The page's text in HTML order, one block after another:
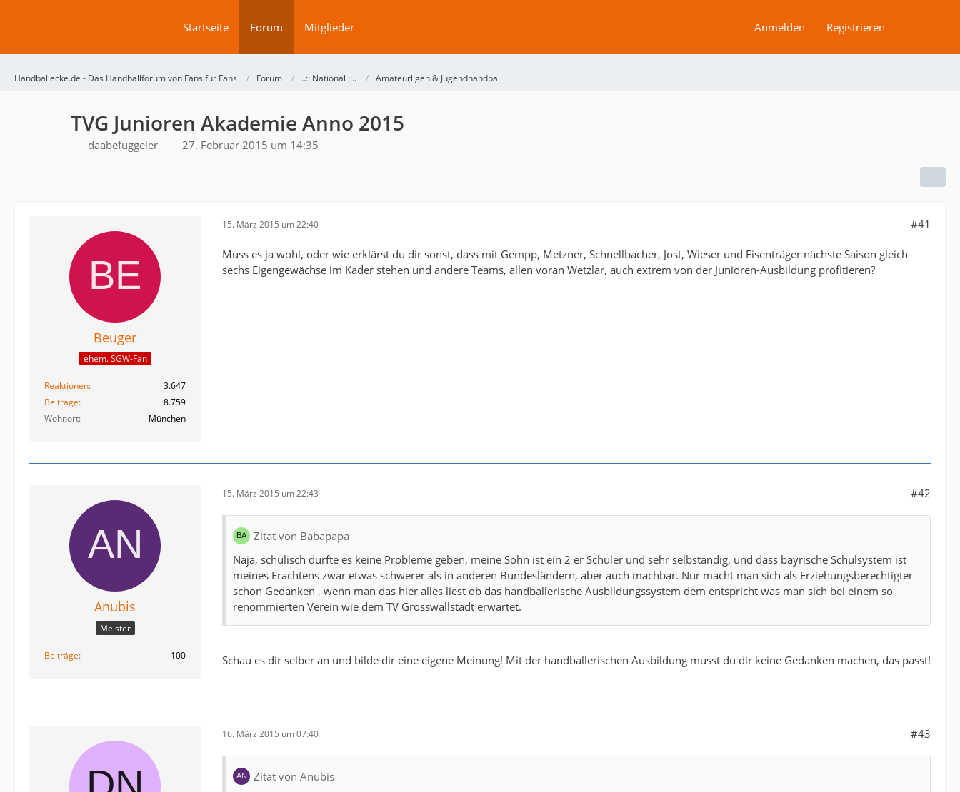
Startseite Forum Mitglieder Anmelden Registrieren
Handballecke.de - Das Handballforum von Fans für Fans Forum ..:: National ::.. Amateurligen & Jugendhandball
TVG Junioren Akademie Anno 2015
daabefuggeler 27. Februar 2015 um 14:35
Beuger
ehem. SGW-Fan
Reaktionen
3.647
Beiträge
8.759
Wohnort
München
15. März 2015 um 22:40 #41
Muss es ja wohl, oder wie erklärst du dir sonst, dass mit Gempp, Metzner, Schnellbacher, Jost, Wieser und Eisenträger nächste Saison gleich
sechs Eigengewächse im Kader stehen und andere Teams, allen voran Wetzlar, auch extrem von der Junioren-Ausbildung profitieren?
Anubis
Meister
Beiträge 100
15. März 2015 um 22:43 #42
Zitat von Babapapa
Naja, schulisch dürfte es keine Probleme geben, meine Sohn ist ein 2 er Schüler und sehr selbständig, und dass bayrische Schulsystem ist
meines Erachtens zwar etwas schwerer als in anderen Bundesländern, aber auch machbar. Nur macht man sich als Erziehungsberechtigter
schon Gedanken , wenn man das hier alles liest ob das handballerische Ausbildungssystem dem entspricht was man sich bei einem so
renommierten Verein wie dem TV Grosswallstadt erwartet.
Schau es dir selber an und bilde dir eine eigene Meinung! Mit der handballerischen Ausbildung musst du dir keine Gedanken machen, das passt!
16. März 2015 um 07:40 #43
Zitat von Anubis